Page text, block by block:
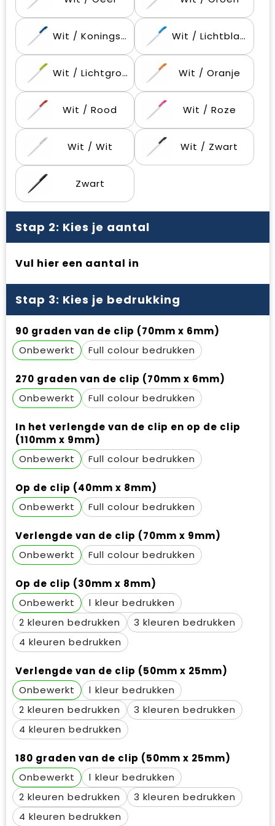
Waterbestendige tassen
Duffeltassen
Goodiebags
Draagtassen
Gehoorbescherming
Oog- en gelaatsbescherming
Restauranttextiel
Hoofdbescherming
E.H.B.O.
Ademhalingsbescherming
Wit / Koningsblauw Wit / Lichtblauw
Wit / Lichtgroen Wit / Oranje
Wit / Rood Wit / Roze
Wit / Wit Wit / Zwart
Zwart
Stap 2: Kies je aantal
Vul hier een aantal in
Stap 3: Kies je bedrukking
90 graden van de clip (70mm x 6mm)
Onbewerkt
Full colour
270 graden van de clip (70mm x 6mm)
Onbewerkt
Full colour
In het verlengde van de clip en op de clip
(110mm x 9mm)
Onbewerkt
Full colour
Op de clip (40mm x 8mm)
Onbewerkt
Full colour
Verlengde van de clip (70mm x 9mm)
Onbewerkt
Full colour
Op de clip (30mm x 8mm)
Onbewerkt
1
2
3
4
Verlengde van de clip (50mm x 25mm)
Onbewerkt
1
2
3
4
180 graden van de clip (50mm x 25mm)
Onbewerkt
1
2
3
4